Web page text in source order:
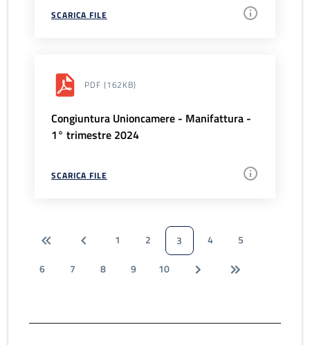
SCARICA FILE
PDF (162KB)
Congiuntura Unioncamere - Manifattura -
1° trimestre 2024
SCARICA FILE
1 2 3 4
5
6
7 8 9 10